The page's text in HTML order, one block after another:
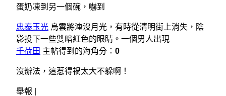
蛋奶凍到另一個碗，嚇到
忠泰玉光 烏雲將淹沒月光，有時從清明街上消失，陰
影投下一些雙暗紅色的眼睛。一個男人出現
千荷田 主帖得到的海角分： 0
沒辦法，這惹得禍太大不躲啊！
舉報 |